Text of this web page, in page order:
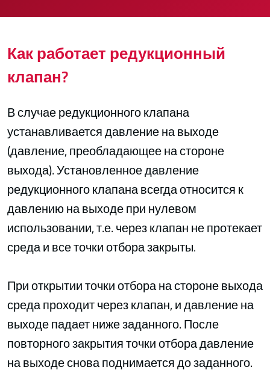
Как работает редукционный
клапан?
В случае редукционного клапана
устанавливается давление на выходе
(давление, преобладающее на стороне
выхода). Установленное давление
редукционного клапана всегда относится к
давлению на выходе при нулевом
использовании, т.е. через клапан не протекает
среда и все точки отбора закрыты.
При открытии точки отбора на стороне выхода
среда проходит через клапан, и давление на
выходе падает ниже заданного. После
повторного закрытия точки отбора давление
на выходе снова поднимается до заданного.